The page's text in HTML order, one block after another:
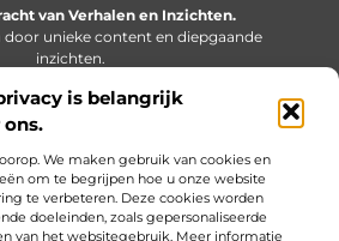
is belangrijk
We maken gebruik van cookies en
om te begrijpen hoe u onze website
te verbeteren. Deze cookies worden
doeleinden, zoals gepersonaliseerde
van het websitegebruik. Meer informatie
van Verhalen en Inzichten.
door unieke content en diepgaande
inzichten.